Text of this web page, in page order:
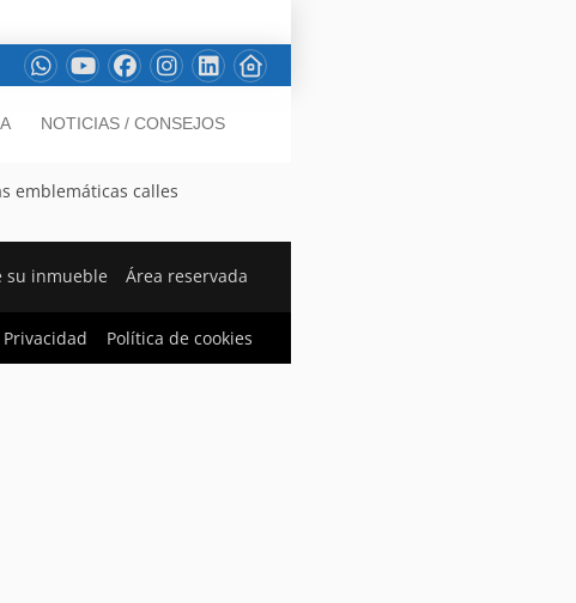
NOTICIAS / CONSEJOS
emblemáticas calles
su inmueble Área reservada
Política de cookies